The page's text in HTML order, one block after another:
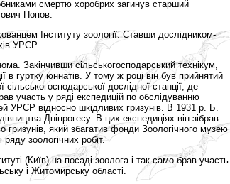
смертю хоробрих загинув старший
Попов.
Інституту зоології. Ставши дослідником-
УРСР.
Закінчивши сільськогосподарський технікум,
в гуртку юннатів. У тому ж році він був прийнятий
дослідної станції, де
участь у ряді експедицій по обслідуванню
УРСР відносно шкідливих гризунів. В 1931 р. Б.
Дніпрогесу. В цих експедиціях він зібрав
гризунів, який збагатив фонди Зоологічного музею
зоологічних робіт.
(Київ) на посаді зоолога і так само брав участь
і Житомирську області.